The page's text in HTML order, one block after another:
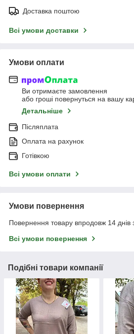
Доставка поштою
Всі умови доставки
Умови оплати
Ви отримаєте замовлення
або гроші повернуться на вашу
Детальніше
Післяплата
Оплата на рахунок
Готівкою
Всі умови оплати
Умови повернення
Повернення товару впродовж 14 днів
Всі умови повернення
Подібні товари компанії